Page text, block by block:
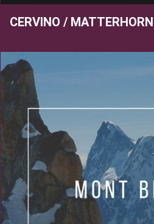
CERVINO / MATTERHORN